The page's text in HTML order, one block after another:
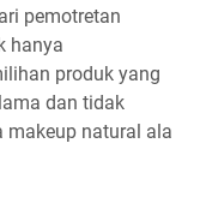
pemotretan
hanya
produk yang
dan tidak
makeup natural ala